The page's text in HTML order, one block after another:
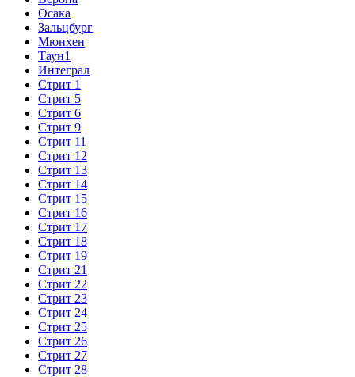
Осака
Зальцбург
Мюнхен
Таун1
Интеграл
Стрит 1
Стрит 5
Стрит 6
Стрит 9
Стрит 11
Стрит 12
Стрит 13
Стрит 14
Стрит 15
Стрит 16
Стрит 17
Стрит 18
Стрит 19
Стрит 21
Стрит 22
Стрит 23
Стрит 24
Стрит 25
Стрит 26
Стрит 27
Стрит 28